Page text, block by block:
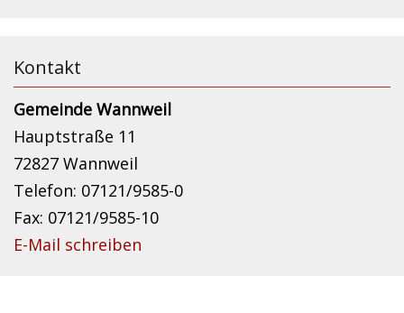
Kontakt
Gemeinde Wannweil
Hauptstraße 11
72827 Wannweil
Telefon: 07121/9585-0
Fax: 07121/9585-10
E-Mail schreiben